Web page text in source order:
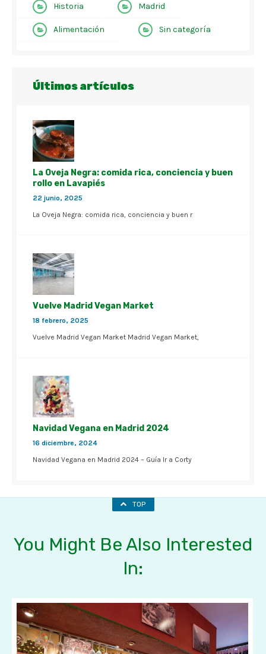
Historia Madrid
Alimentación Sin categoría
Últimos artículos
La Oveja Negra: comida rica, conciencia y buen
rollo en Lavapiés
22 junio, 2025
La Oveja Negra: comida rica, conciencia y buen r
Vuelve Madrid Vegan Market
18 febrero, 2025
Vuelve Madrid Vegan Market Madrid Vegan Market,
Navidad Vegana en Madrid 2024
16 diciembre, 2024
Navidad Vegana en Madrid 2024 – Guía Ir a Corty
TOP
You Might Be Also Interested
In: